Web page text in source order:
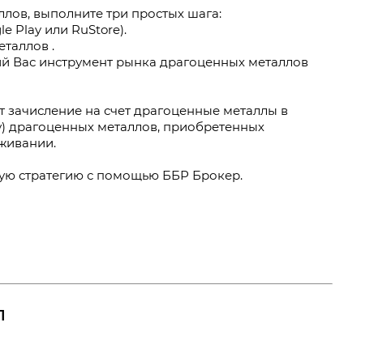
выполните три простых шага:
Play или RuStore).
.
Вас инструмент рынка драгоценных металлов
на счет драгоценные металлы в
металлов, приобретенных
стратегию с помощью ББР Брокер.